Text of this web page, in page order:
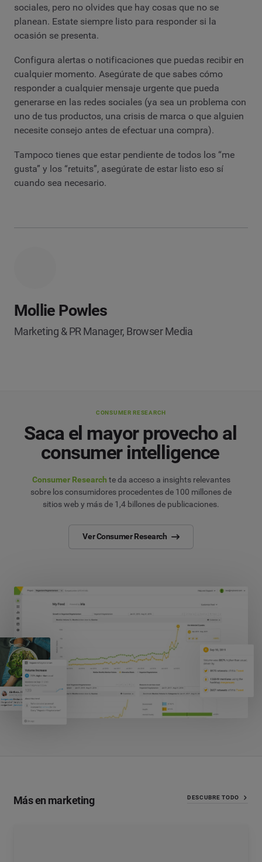
sociales, pero no olvides que hay cosas que no se
planean. Estate siempre listo para responder si la
ocasión se presenta.
Configura alertas o notificaciones que puedas recibir en
cualquier momento. Asegúrate de que sabes cómo
responder a cualquier mensaje urgente que pueda
generarse en las redes sociales (ya sea un problema con
uno de tus productos, una crisis de marca o que alguien
necesite consejo antes de efectuar una compra).
Tampoco tienes que estar pendiente de todos los “me
gusta” y los “retuits”, asegúrate de estar listo eso sí
cuando sea necesario.
Mollie Powles
Marketing & PR Manager, Browser Media
CONSUMER RESEARCH
Saca el mayor provecho al
consumer intelligence
Consumer Research te da acceso a insights relevantes
sobre los consumidores procedentes de 100 millones de
sitios web y más de 1,4 billones de publicaciones.
Ver Consumer Research
Más en marketing DESCUBRE TODO